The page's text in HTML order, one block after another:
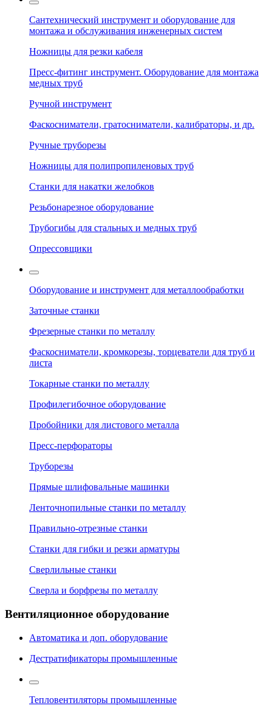
Сантехнический инструмент и оборудование для
монтажа и обслуживания инженерных систем
Ножницы для резки кабеля
Пресс-фитинг инструмент. Оборудование для монтажа
медных труб
Ручной инструмент
Фаскосниматели, гратосниматели, калибраторы, и др.
Ручные труборезы
Ножницы для полипропиленовых труб
Станки для накатки желобков
Резьбонарезное оборудование
Трубогибы для стальных и медных труб
Опрессовщики
Оборудование и инструмент для металлообработки
Заточные станки
Фрезерные станки по металлу
Фаскосниматели, кромкорезы, торцеватели для труб и
листа
Токарные станки по металлу
Профилегибочное оборудование
Пробойники для листового металла
Пресс-перфораторы
Труборезы
Прямые шлифовальные машинки
Ленточнопильные станки по металлу
Правильно-отрезные станки
Станки для гибки и резки арматуры
Сверлильные станки
Сверла и борфрезы по металлу
Вентиляционное оборудование
Автоматика и доп. оборудование
Дестратификаторы промышленные
Тепловентиляторы промышленные